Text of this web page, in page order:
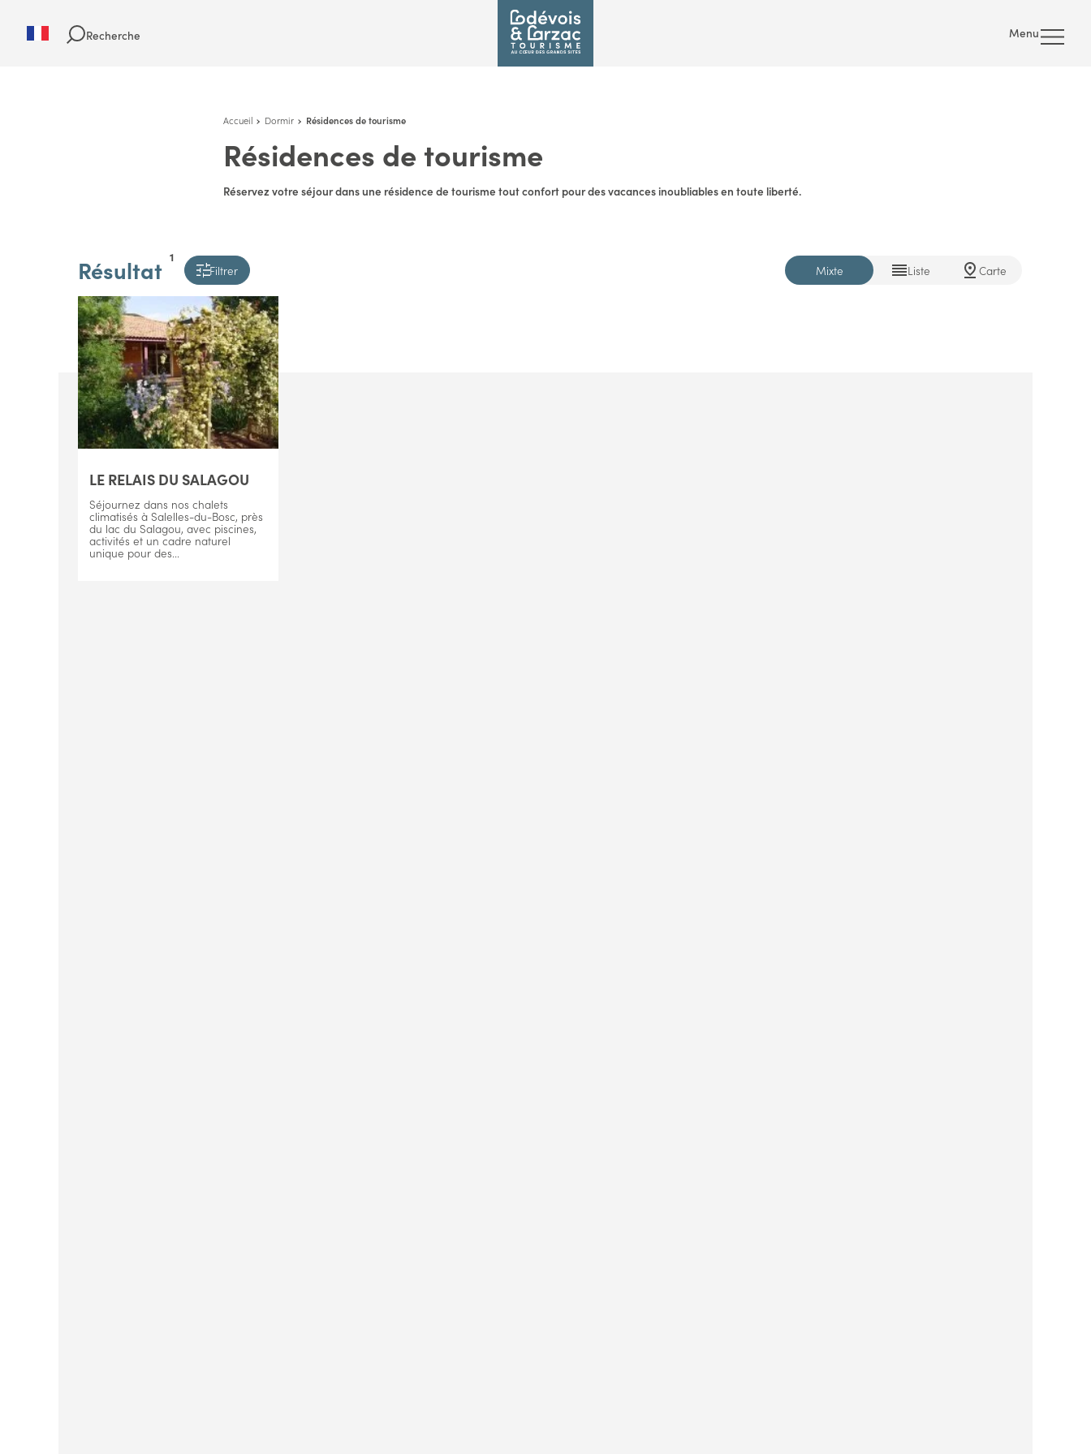
Recherche Menu
Accueil Dormir Résidences de tourisme
Résidences de tourisme
Réservez votre séjour dans une résidence de tourisme tout confort pour des vacances inoubliables en toute liberté.
1
Résultat Filtrer Mixte Liste Carte
LE RELAIS DU SALAGOU
Séjournez dans nos chalets
climatisés à Salelles-du-Bosc, près
du lac du Salagou, avec piscines,
activités et un cadre naturel
unique pour des...